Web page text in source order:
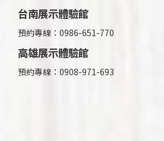
台南展示體驗館
預約專線：0986-651-770
高雄展示體驗館
預約專線： 0908-971-693